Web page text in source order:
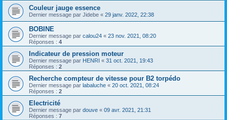
Couleur jauge essence
Dernier message par Jidebe « 29 janv. 2022, 22:38
BOBINE
Dernier message par calou24 « 23 nov. 2021, 08:20
Réponses : 4
Indicateur de pression moteur
Dernier message par HENRI « 31 oct. 2021, 19:43
Réponses : 2
Recherche compteur de vitesse pour B2 torpédo
Dernier message par labaluche « 20 oct. 2021, 08:24
Réponses : 2
Electricité
Dernier message par douve « 09 avr. 2021, 21:31
Réponses : 7